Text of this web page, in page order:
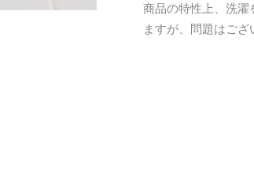
商品の特性上、洗濯
ますが、問題はござ